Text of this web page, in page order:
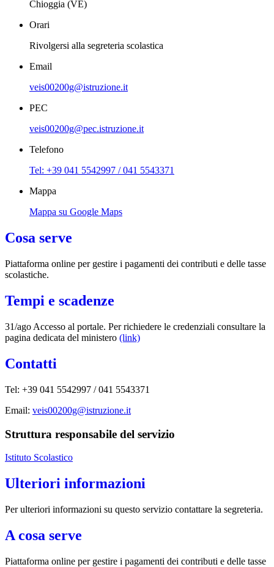
Chioggia (VE)
Orari
Rivolgersi alla segreteria scolastica
Email
veis00200g@istruzione.it
PEC
veis00200g@pec.istruzione.it
Telefono
Tel: +39 041 5542997 / 041 5543371
Mappa
Mappa su Google Maps
Cosa serve
Piattaforma online per gestire i pagamenti dei contributi e delle tasse
scolastiche.
Tempi e scadenze
31/ago Accesso al portale. Per richiedere le credenziali consultare la
pagina dedicata del ministero (link)
Contatti
Tel: +39 041 5542997 / 041 5543371
Email: veis00200g@istruzione.it
Struttura responsabile del servizio
Istituto Scolastico
Ulteriori informazioni
Per ulteriori informazioni su questo servizio contattare la segreteria.
A cosa serve
Piattaforma online per gestire i pagamenti dei contributi e delle tasse